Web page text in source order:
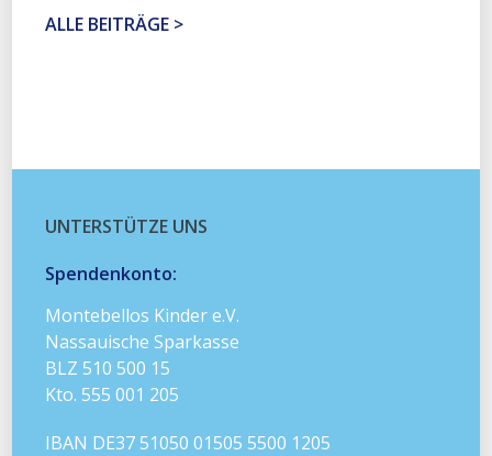
ALLE BEITRÄGE >
UNTERSTÜTZE UNS
Spendenkonto:
Montebellos Kinder e.V.
Nassauische Sparkasse
BLZ 510 500 15
Kto. 555 001 205
IBAN DE37 51050 01505 5500 1205